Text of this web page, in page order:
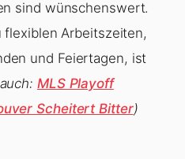
sind wünschenswert.
Arbeitszeiten,
und Feiertagen, ist
MLS Playoff
Scheitert Bitter)